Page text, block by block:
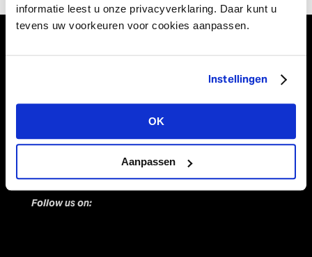
informatie leest u onze privacyverklaring. Daar kunt u
tevens uw voorkeuren voor cookies aanpassen.
Instellingen
OK
Aanpassen
info@vivant.nl
Follow us on: